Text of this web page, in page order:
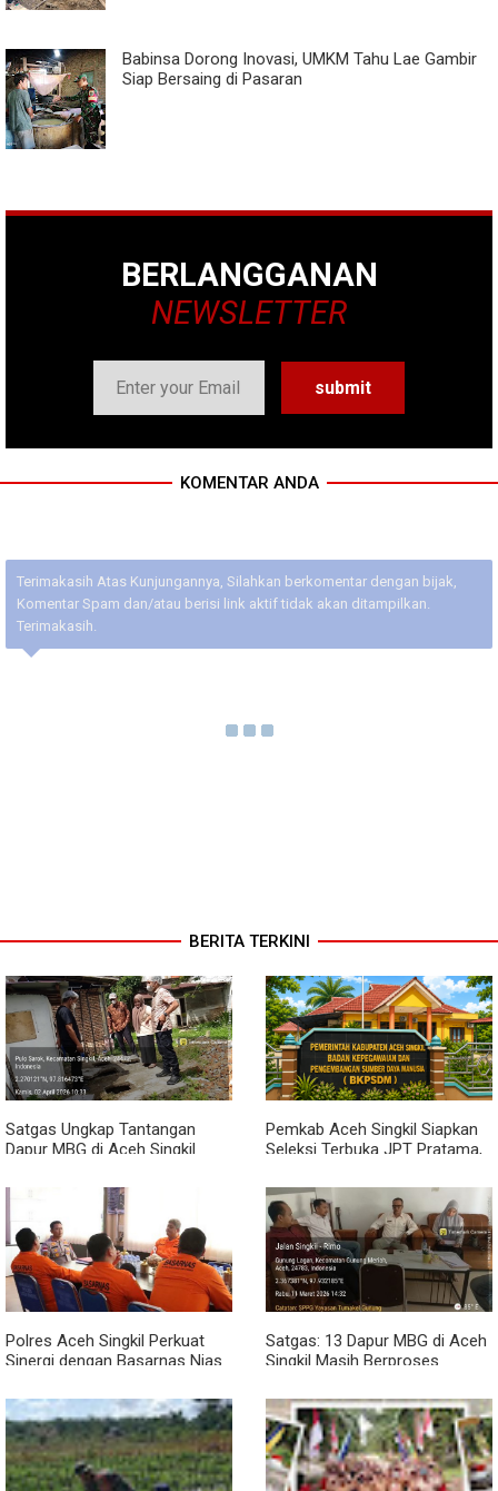
Babinsa Dorong Inovasi, UMKM Tahu Lae Gambir
Siap Bersaing di Pasaran
BERLANGGANAN
NEWSLETTER
KOMENTAR ANDA
Terimakasih Atas Kunjungannya, Silahkan berkomentar dengan bijak,
Komentar Spam dan/atau berisi link aktif tidak akan ditampilkan.
Terimakasih.
BERITA TERKINI
Satgas Ungkap Tantangan
Dapur MBG di Aceh Singkil
Pemkab Aceh Singkil Siapkan
Seleksi Terbuka JPT Pratama,
Kinerja
Polres Aceh Singkil Perkuat
Sinergi dengan Basarnas Nias
Satgas: 13 Dapur MBG di Aceh
Singkil Masih Berproses